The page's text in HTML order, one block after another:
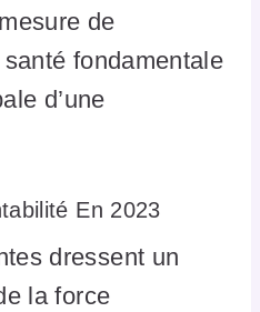
de
santé fondamentale
d’une
En 2023
dressent un
la force